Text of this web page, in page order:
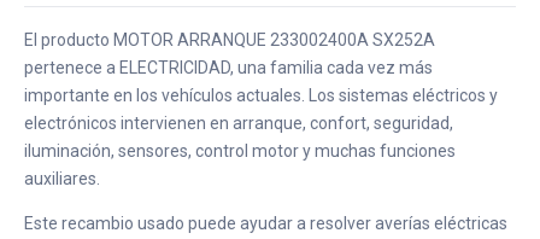
El producto MOTOR ARRANQUE 233002400A SX252A
pertenece a ELECTRICIDAD, una familia cada vez más
importante en los vehículos actuales. Los sistemas eléctricos y
electrónicos intervienen en arranque, confort, seguridad,
iluminación, sensores, control motor y muchas funciones
auxiliares.
Este recambio usado puede ayudar a resolver averías eléctricas